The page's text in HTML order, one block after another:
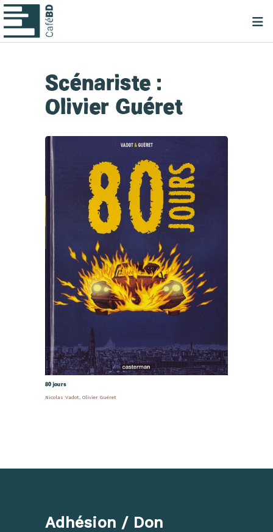
Scénariste :
Olivier Guéret
80 jours
Nicolas Vadot, Olivier Guéret
Adhésion / Don